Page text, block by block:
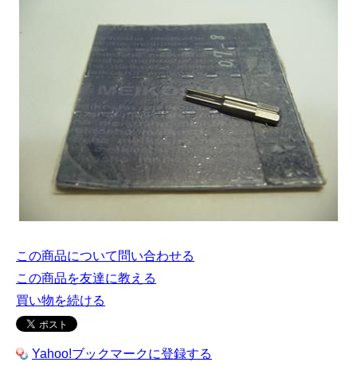
この商品について問い合わせる
この商品を友達に教える
買い物を続ける
Yahoo!ブックマークに登録する